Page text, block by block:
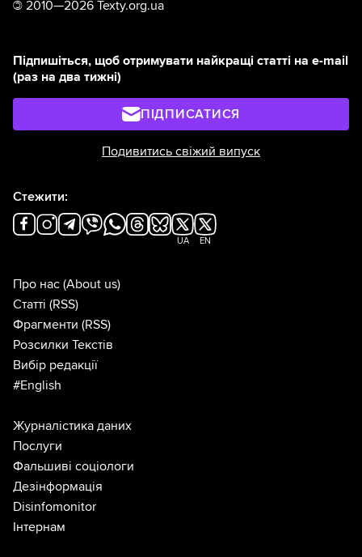
© 2010—2026 Texty.org.ua
Підпишіться, щоб отримувати найкращі статті на e-mail
(раз на два тижні)
ПІДПИСАТИСЯ
Подивитись свіжий випуск
Стежити:
UA EN
Про нас (About us)
Статті (RSS)
Фрагменти (RSS)
Розсилки Текстів
Вибір редакції
#English
Журналістика даних
Послуги
Фальшиві соціологи
Дезінформація
Disinfomonitor
Інтернам